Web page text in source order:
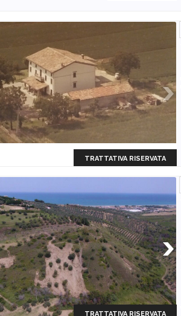
TRATTATIVA RISERVATA
TRATTATIVA RISERVATA